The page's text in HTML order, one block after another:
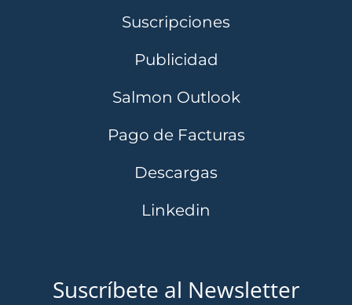
Suscripciones
Publicidad
Salmon Outlook
Pago de Facturas
Descargas
Linkedin
Suscríbete al Newsletter